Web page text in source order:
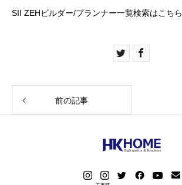
SII ZEHビルダー/プランナー一覧検索はこちら
前の記事